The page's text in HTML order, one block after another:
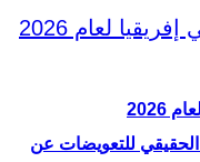
للتعويضات عن